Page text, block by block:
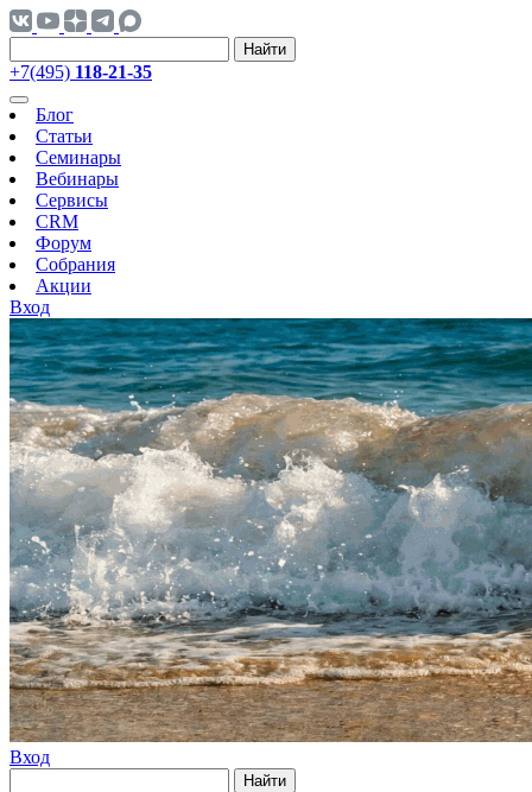
Найти
+7(495) 118-21-35
Блог
Статьи
Семинары
Вебинары
Сервисы
CRM
Форум
Собрания
Акции
Вход
Вход
Найти